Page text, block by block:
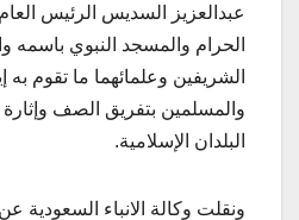
عبدالعزيز السديس الرئيس
الحرام والمسجد النبوي باسمه
الشريفين وعلمائهما ما تقوم به
والمسلمين بتفريق الصف
البلدان الإسلامية.
ونقلت وكالة الانباء السعودية